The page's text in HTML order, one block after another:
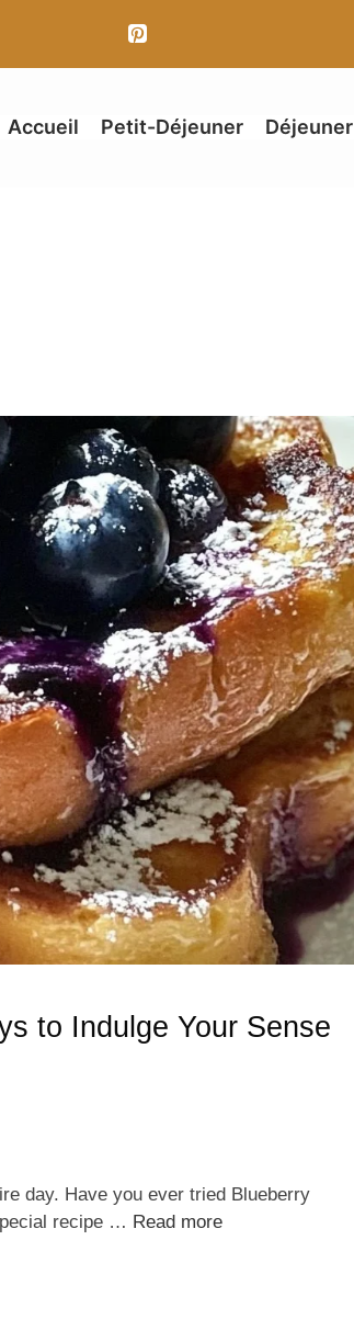
Accueil Petit-Déjeuner Déjeuner
to Indulge Your Sense
day. Have you ever tried Blueberry
recipe … Read more